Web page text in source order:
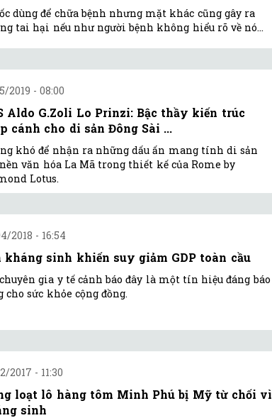
dùng để chữa bệnh nhưng mặt khác cũng gây ra
tai hại nếu như người bệnh không hiểu rõ về nó...
2019 - 08:00
Aldo G.Zoli Lo Prinzi: Bậc thầy kiến trúc
cánh cho di sản Đông Sài ...
khó để nhận ra những dấu ấn mang tính di sản
văn hóa La Mã trong thiết kế của Rome by
Lotus.
2018 - 16:54
kháng sinh khiến suy giảm GDP toàn cầu
gia y tế cảnh báo đây là một tín hiệu đáng báo
cho sức khỏe cộng đồng.
2017 - 11:30
loạt lô hàng tôm Minh Phú bị Mỹ từ chối vì
sinh